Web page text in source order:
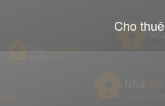
Cho thuê